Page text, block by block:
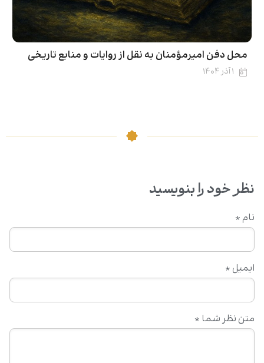
محل دفن امیرمؤمنان به نقل از روایات و منابع تاریخی
۱ آذر ۱۴۰۴
نظر خود را بنویسید
متن نظر شما *
نام *
ایمیل *